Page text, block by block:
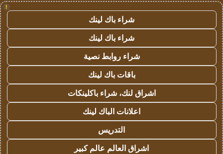
!
شراء باك لينك
شراء باك لينك
شراء روابط نصية
باقات باك لينك
اشراق لنك، شراء باكلينكات
اعلانات الباك لينك
التدريس
اشراق العالم عالم كبير